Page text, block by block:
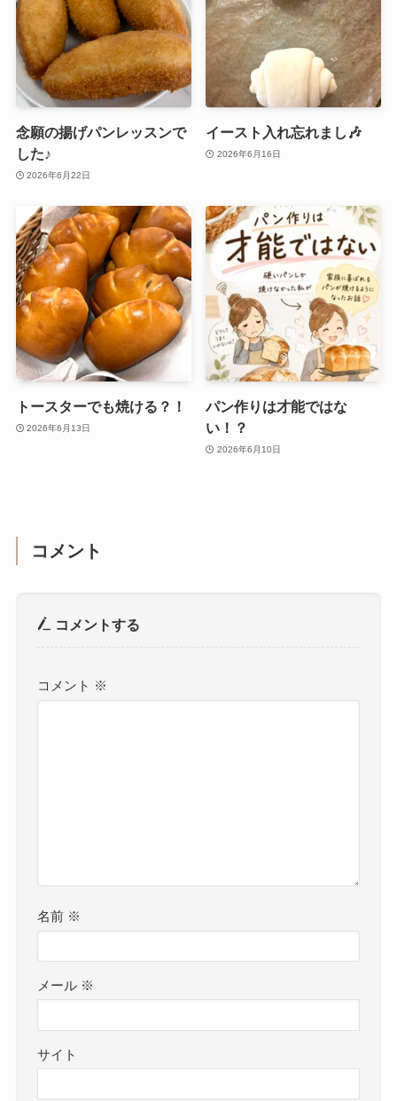
念願の揚げパンレッスンで
した♪
2026年6月22日
イースト入れ忘れまし🎶
2026年6月16日
トースターでも焼ける？！
2026年6月13日
パン作りは才能ではな
い！？
2026年6月10日
コメント
コメントする
コメント ※
名前 ※
メール ※
サイト